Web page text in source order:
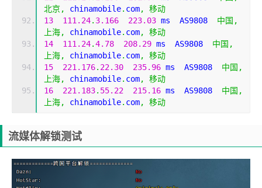
北京,
chinamobile. com,
移动
13
111.24. 3.166 223.03 ms  AS9808 中国,
上海,
chinamobile. com,
移动
14
111.24.4.78 208.29 ms  AS9808 中国,
上海,
chinamobile. com,
移动
15
221.176. 22.30 235.96 ms  AS9808 中国,
上海,
chinamobile. com,
移动
16
221.183. 55.22 215.16 ms  AS9808 中国,
上海,
chinamobile. com, 移动
流媒体解锁测试